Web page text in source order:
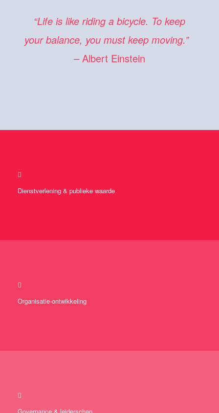
“Life is like riding a bicycle. To keep
your balance, you must keep moving.”
–Albert Einstein
Dienstverlening & publieke waarde
Organisatie-ontwikkeling